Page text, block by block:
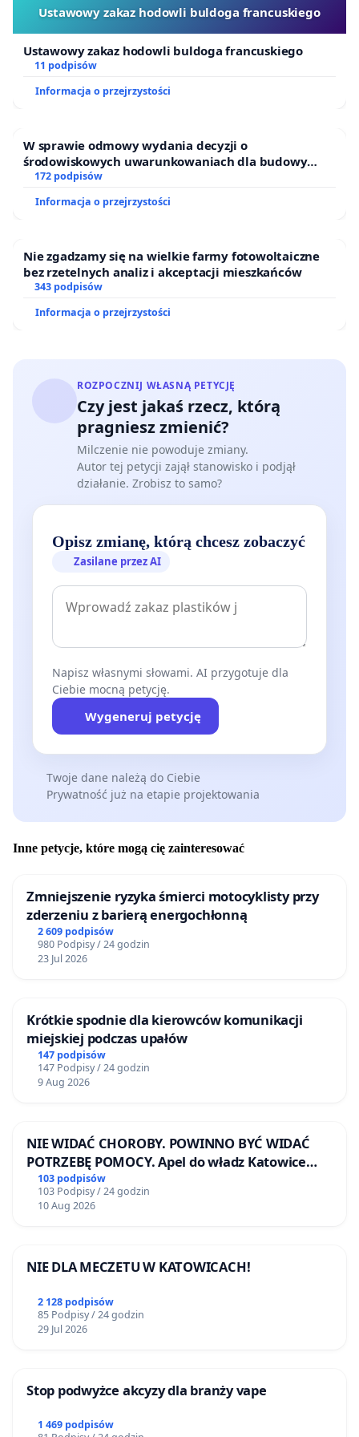
Ustawowy zakaz hodowli buldoga francuskiego
Ustawowy zakaz hodowli buldoga francuskiego
11 podpisów
Informacja o przejrzystości
W sprawie odmowy wydania decyzji o
środowiskowych uwarunkowaniach dla budowy
zakładu wytwarzania biometanu „Krynki” w
Puszczy Knyszyńskiej
172 podpisów
Informacja o przejrzystości
Nie zgadzamy się na wielkie farmy fotowoltaiczne
bez rzetelnych analiz i akceptacji mieszkańców
343 podpisów
Informacja o przejrzystości
ROZPOCZNIJ WŁASNĄ PETYCJĘ
Czy jest jakaś rzecz, którą
pragniesz zmienić?
Milczenie nie powoduje zmiany.
Autor tej petycji zajął stanowisko i podjął
działanie. Zrobisz to samo?
Opisz zmianę, którą chcesz zobaczyć
Zasilane przez AI
Napisz własnymi słowami. AI przygotuje dla
Ciebie mocną petycję.
Wygeneruj petycję
Twoje dane należą do Ciebie
Prywatność już na etapie projektowania
Inne petycje, które mogą cię zainteresować
Zmniejszenie ryzyka śmierci motocyklisty przy
zderzeniu z barierą energochłonną
2 609 podpisów
980 Podpisy / 24 godzin
23 Jul 2026
Krótkie spodnie dla kierowców komunikacji
miejskiej podczas upałów
147 podpisów
147 Podpisy / 24 godzin
9 Aug 2026
NIE WIDAĆ CHOROBY. POWINNO BYĆ WIDAĆ
POTRZEBĘ POMOCY. Apel do władz Katowice
Airport o przystąpienie do programu HIDDEN
DISABILITIES SUNFLOWER – SŁONECZNIK –
UKRYTE NIEPEŁNOSPRAWNOŚCI
103 podpisów
103 Podpisy / 24 godzin
10 Aug 2026
NIE DLA MECZETU W KATOWICACH!
2 128 podpisów
85 Podpisy / 24 godzin
29 Jul 2026
Stop podwyżce akcyzy dla branży vape
1 469 podpisów